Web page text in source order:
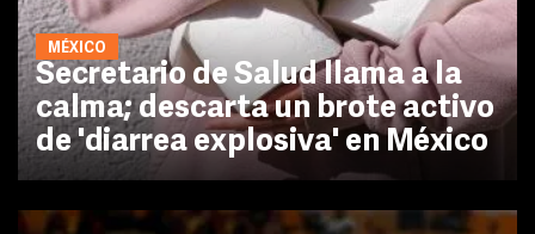
MÉXICO
Secretario de Salud llama a la
calma; descarta un brote activo
de 'diarrea explosiva' en México